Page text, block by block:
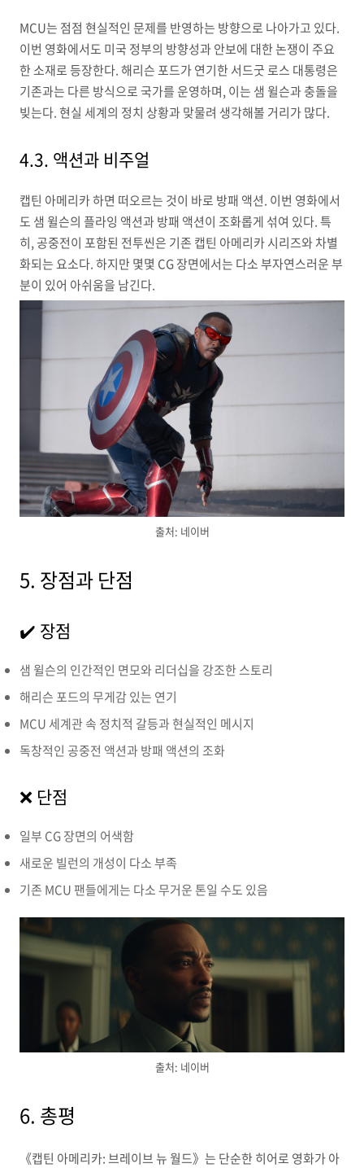
MCU는 점점 현실적인 문제를 반영하는 방향으로 나아가고 있다.
이번 영화에서도 미국 정부의 방향성과 안보에 대한 논쟁이 주요
한 소재로 등장한다. 해리슨 포드가 연기한 서드굿 로스 대통령은
기존과는 다른 방식으로 국가를 운영하며, 이는 샘 윌슨과 충돌을
빚는다. 현실 세계의 정치 상황과 맞물려 생각해볼 거리가 많다.
4.3. 액션과 비주얼
캡틴 아메리카 하면 떠오르는 것이 바로 방패 액션. 이번 영화에서
도 샘 윌슨의 플라잉 액션과 방패 액션이 조화롭게 섞여 있다. 특
히, 공중전이 포함된 전투씬은 기존 캡틴 아메리카 시리즈와 차별
화되는 요소다. 하지만 몇몇 CG 장면에서는 다소 부자연스러운 부
분이 있어 아쉬움을 남긴다.
출처: 네이버
5. 장점과 단점
✔️ 장점
샘 윌슨의 인간적인 면모와 리더십을 강조한 스토리
해리슨 포드의 무게감 있는 연기
MCU 세계관 속 정치적 갈등과 현실적인 메시지
독창적인 공중전 액션과 방패 액션의 조화
❌ 단점
일부 CG 장면의 어색함
새로운 빌런의 개성이 다소 부족
기존 MCU 팬들에게는 다소 무거운 톤일 수도 있음
출처: 네이버
6. 총평
《캡틴 아메리카: 브레이브 뉴 월드》는 단순한 히어로 영화가 아